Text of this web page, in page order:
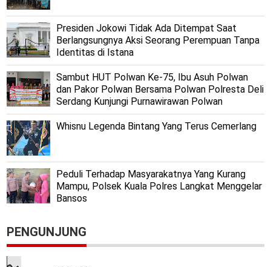
Presiden Jokowi Tidak Ada Ditempat Saat
Berlangsungnya Aksi Seorang Perempuan Tanpa
Identitas di Istana
Sambut HUT Polwan Ke-75, Ibu Asuh Polwan
dan Pakor Polwan Bersama Polwan Polresta Deli
Serdang Kunjungi Purnawirawan Polwan
Whisnu Legenda Bintang Yang Terus Cemerlang
Peduli Terhadap Masyarakatnya Yang Kurang
Mampu, Polsek Kuala Polres Langkat Menggelar
Bansos
PENGUNJUNG